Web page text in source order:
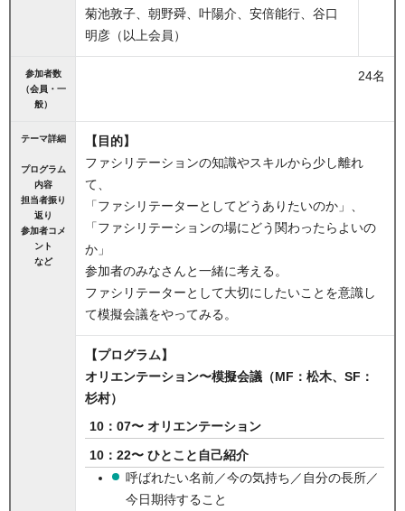
菊池敦子、朝野舜、叶陽介、安倍能行、谷口
明彦（以上会員）
参加者数
（会員・一
般）
24名
テーマ詳細
プログラム
内容
担当者振り
返り
参加者コメ
ント
など
【目的】
ファシリテーションの知識やスキルから少し離れ
て、
「ファシリテーターとしてどうありたいのか」、
「ファシリテーションの場にどう関わったらよいの
か」
参加者のみなさんと一緒に考える。
ファシリテーターとして大切にしたいことを意識し
て模擬会議をやってみる。
【プログラム】
オリエンテーション〜模擬会議（MF：松木、SF：
杉村）
10：07〜 オリエンテーション
10：22〜 ひとこと自己紹介
呼ばれたい名前／今の気持ち／自分の長所／
今日期待すること